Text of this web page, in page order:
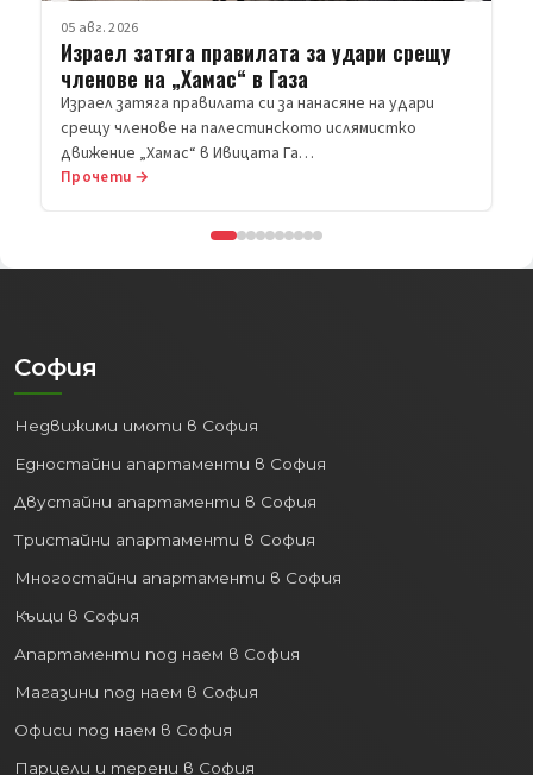
Прочети →
София
Недвижими имоти в София
Едностайни апартаменти в София
Двустайни апартаменти в София
Тристайни апартаменти в София
Многостайни апартаменти в София
Къщи в София
Апартаменти под наем в София
Магазини под наем в София
Офиси под наем в София
Парцели и терени в София